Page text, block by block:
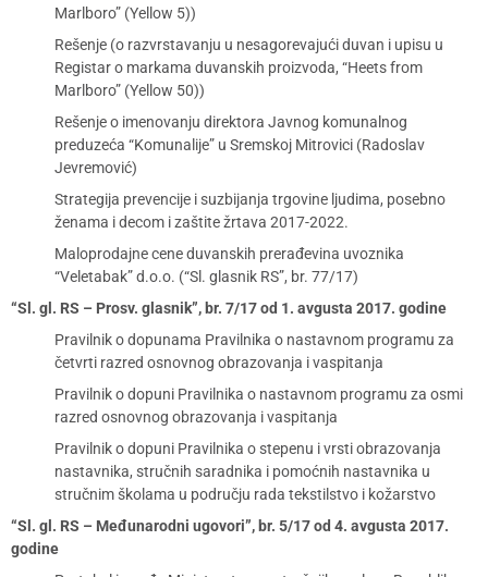
Marlboro” (Yellow 5))
Rešenje (o razvrstavanju u nesagorevajući duvan i upisu u
Registar o markama duvanskih proizvoda, “Heets from
Marlboro” (Yellow 50))
Rešenje o imenovanju direktora Javnog komunalnog
preduzeća “Komunalije” u Sremskoj Mitrovici (Radoslav
Jevremović)
Strategija prevencije i suzbijanja trgovine ljudima, posebno
ženama i decom i zaštite žrtava 2017-2022.
Maloprodajne cene duvanskih prerađevina uvoznika
“Veletabak” d.o.o. (“Sl. glasnik RS”, br. 77/17)
“Sl. gl. RS – Prosv. glasnik”, br. 7/17 od 1. avgusta 2017. godine
Pravilnik o dopunama Pravilnika o nastavnom programu za
četvrti razred osnovnog obrazovanja i vaspitanja
Pravilnik o dopuni Pravilnika o nastavnom programu za osmi
razred osnovnog obrazovanja i vaspitanja
Pravilnik o dopuni Pravilnika o stepenu i vrsti obrazovanja
nastavnika, stručnih saradnika i pomoćnih nastavnika u
stručnim školama u području rada tekstilstvo i kožarstvo
“Sl. gl. RS – Međunarodni ugovori”, br. 5/17 od 4. avgusta 2017.
godine